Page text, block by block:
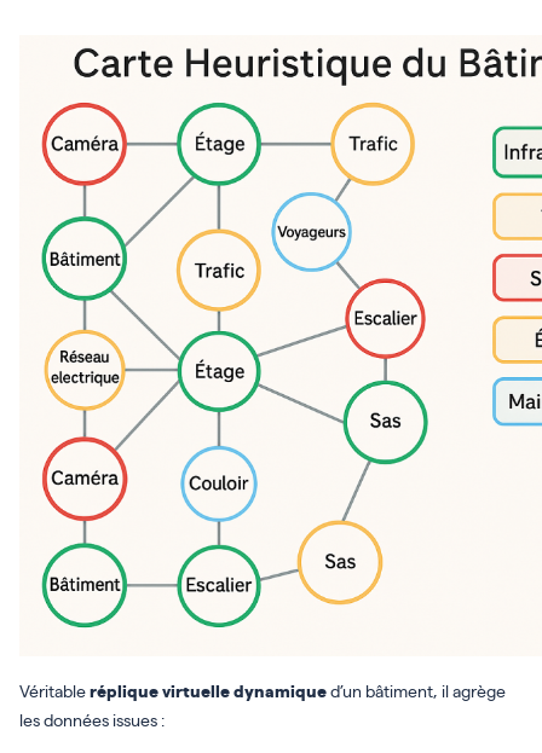
Véritableréplique virtuelle dynamiqued’un bâtiment, il agrège
les données issues :